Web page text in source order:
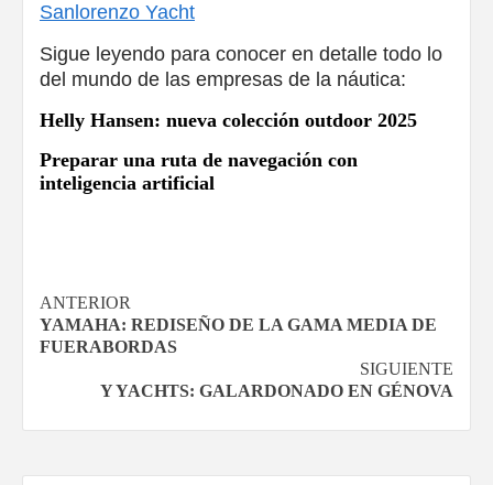
Sanlorenzo Yacht
Sigue leyendo para conocer en detalle todo lo
del mundo de las empresas de la náutica:
Helly Hansen: nueva colección outdoor 2025
Preparar una ruta de navegación con
inteligencia artificial
Navegación
de
entradas
ANTERIOR
YAMAHA: REDISEÑO DE LA GAMA MEDIA DE
FUERABORDAS
SIGUIENTE
Y YACHTS: GALARDONADO EN GÉNOVA